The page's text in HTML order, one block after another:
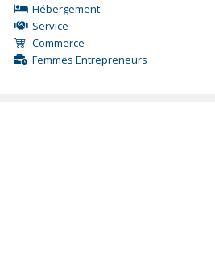
Hébergement
Service
Commerce
Femmes Entrepreneurs